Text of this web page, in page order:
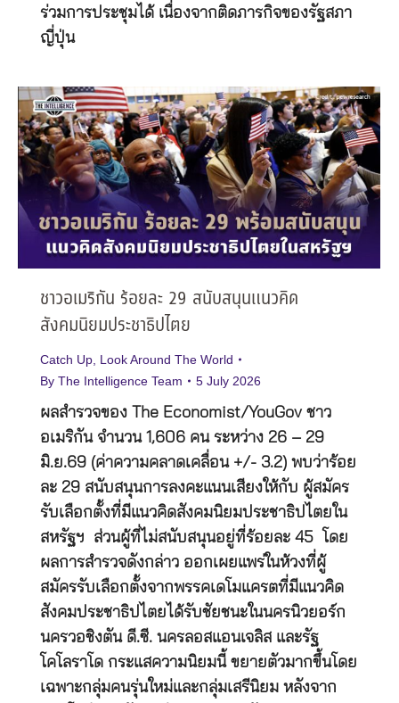
ร่วมการประชุมได้ เนื่องจากติดภารกิจของรัฐสภา
ญี่ปุ่น
ชาวอเมริกัน ร้อยละ 29 สนับสนุนแนวคิด
สังคมนิยมประชาธิปไตย
Catch Up Look Around The World
By The Intelligence Team 5 July 2026
ผลสำรวจของ The Economist/YouGov ชาว
อเมริกัน จำนวน 1,606 คน ระหว่าง 26 – 29
มิ.ย.69 (ค่าความคลาดเคลื่อน +/- 3.2) พบว่าร้อย
ละ 29 สนับสนุนการลงคะแนนเสียงให้กับ ผู้สมัคร
รับเลือกตั้งที่มีแนวคิดสังคมนิยมประชาธิปไตยใน
สหรัฐฯ ส่วนผู้ที่ไม่สนับสนุนอยู่ที่ร้อยละ 45 โดย
ผลการสำรวจดังกล่าว ออกเผยแพร่ในห้วงที่ผู้
สมัครรับเลือกตั้งจากพรรคเดโมแครตที่มีแนวคิด
สังคมประชาธิปไตยได้รับชัยชนะในนครนิวยอร์ก
นครวอชิงตัน ดี.ซี. นครลอสแอนเจลิส และรัฐ
โคโลราโด กระแสความนิยมนี้ ขยายตัวมากขึ้นโดย
เฉพาะกลุ่มคนรุ่นใหม่และกลุ่มเสรีนิยม หลังจาก